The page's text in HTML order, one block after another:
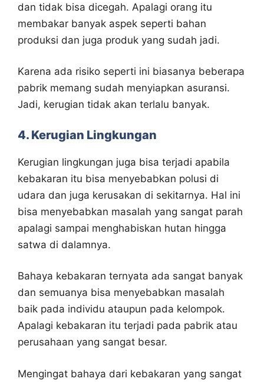
dan tidak bisa dicegah. Apalagi orang itu
membakar banyak aspek seperti bahan
produksi dan juga produk yang sudah jadi.
Karena ada risiko seperti ini biasanya beberapa
pabrik memang sudah menyiapkan asuransi.
Jadi, kerugian tidak akan terlalu banyak.
4. Kerugian Lingkungan
Kerugian lingkungan juga bisa terjadi apabila
kebakaran itu bisa menyebabkan polusi di
udara dan juga kerusakan di sekitarnya. Hal ini
bisa menyebabkan masalah yang sangat parah
apalagi sampai menghabiskan hutan hingga
satwa di dalamnya.
Bahaya kebakaran ternyata ada sangat banyak
dan semuanya bisa menyebabkan masalah
baik pada individu ataupun pada kelompok.
Apalagi kebakaran itu terjadi pada pabrik atau
perusahaan yang sangat besar.
Mengingat bahaya dari kebakaran yang sangat